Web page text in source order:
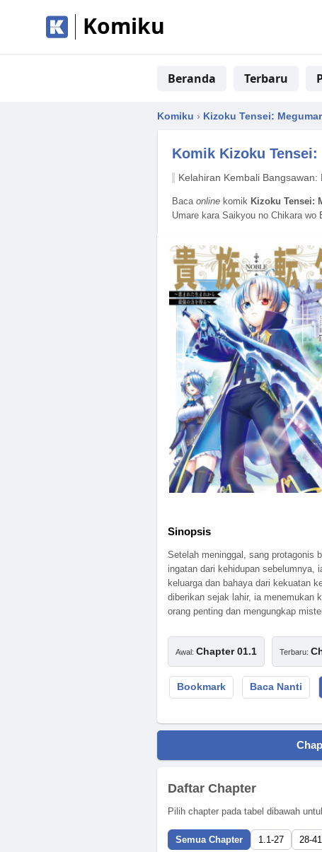
Komiku
Beranda Terbaru
Komiku › Kizoku Tensei:
Komik Kizoku
Kelahiran Kembali
Baca onlinekomik Kizoku Tensei:
Umare kara Saikyou no Chikara wo
Sinopsis
Setelah meninggal, sang protagonis
ingatan dari kehidupan sebelumnya,
keluarga dan bahaya dari kekuatan
diberikan sejak lahir, ia menemukan
orang penting dan mengungkap
Awal: Chapter 01.1 Terbaru:
Bookmark Baca Nanti
Daftar Chapter
Pilih chapter pada tabel dibawah
Semua Chapter 1.1-27 28-41